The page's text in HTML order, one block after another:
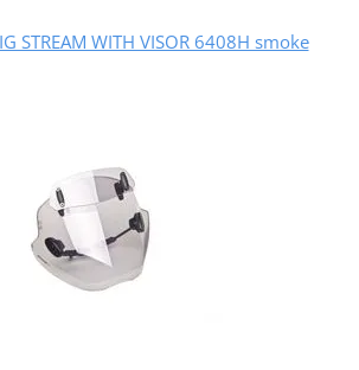
STREAM WITH VISOR 6408H smoke